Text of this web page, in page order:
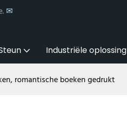
✉
Industriële oplossing
romantische boeken gedrukt